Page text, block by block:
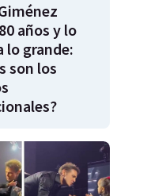
años y lo
lo grande:
son los